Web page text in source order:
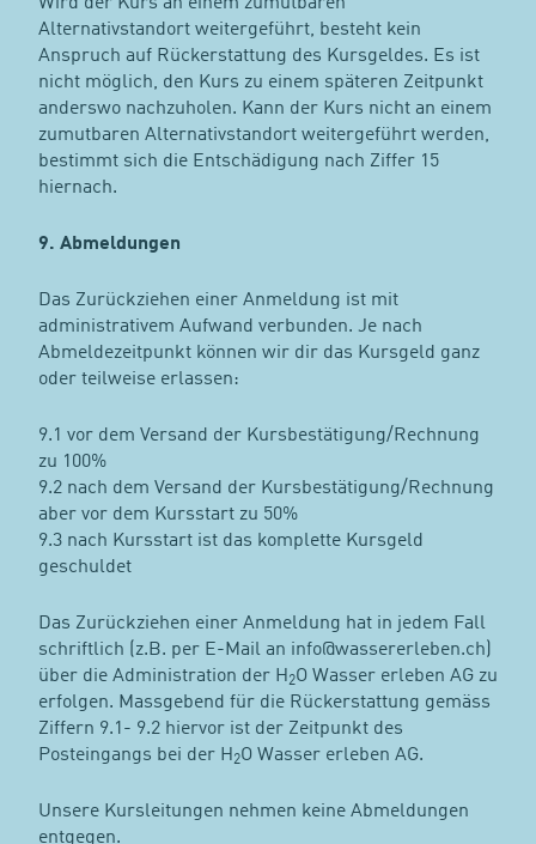
Alternativstandort weitergeführt, besteht kein
Anspruch auf Rückerstattung des Kursgeldes. Es ist
nicht möglich, den Kurs zu einem späteren Zeitpunkt
anderswo nachzuholen. Kann der Kurs nicht an einem
zumutbaren Alternativstandort weitergeführt werden,
bestimmt sich die Entschädigung nach Ziffer 15
hiernach.
9. Abmeldungen
Das Zurückziehen einer Anmeldung ist mit
administrativem Aufwand verbunden. Je nach
Abmeldezeitpunkt können wir dir das Kursgeld ganz
oder teilweise erlassen:
9.1 vor dem Versand der Kursbestätigung/Rechnung
zu 100%
9.2 nach dem Versand der Kursbestätigung/Rechnung
aber vor dem Kursstart zu 50%
9.3 nach Kursstart ist das komplette Kursgeld
geschuldet
Das Zurückziehen einer Anmeldung hat in jedem Fall
schriftlich (z.B. per E-Mail an info@wassererleben.ch)
über die Administration der H2O Wasser erleben AG zu
erfolgen. Massgebend für die Rückerstattung gemäss
Ziffern 9.1- 9.2 hiervor ist der Zeitpunkt des
Posteingangs bei der H2O Wasser erleben AG.
Unsere Kursleitungen nehmen keine Abmeldungen
entgegen.